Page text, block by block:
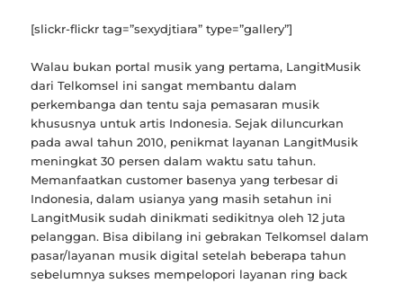
[slickr-flickr tag=”sexydjtiara” type=”gallery”]
Walau bukan portal musik yang pertama, LangitMusik
dari Telkomsel ini sangat membantu dalam
perkembanga dan tentu saja pemasaran musik
khususnya untuk artis Indonesia. Sejak diluncurkan
pada awal tahun 2010, penikmat layanan LangitMusik
meningkat 30 persen dalam waktu satu tahun.
Memanfaatkan customer basenya yang terbesar di
Indonesia, dalam usianya yang masih setahun ini
LangitMusik sudah dinikmati sedikitnya oleh 12 juta
pelanggan. Bisa dibilang ini gebrakan Telkomsel dalam
pasar/layanan musik digital setelah beberapa tahun
sebelumnya sukses mempelopori layanan ring back